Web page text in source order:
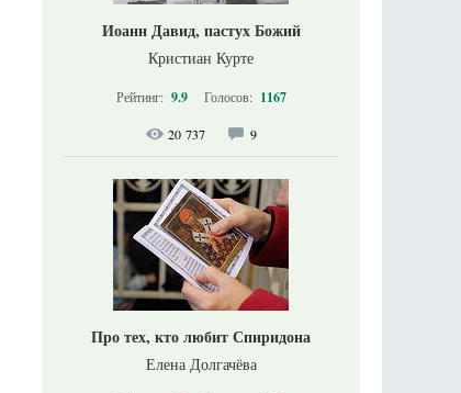
Иоанн Давид, пастух Божий
Кристиан Курте
Рейтинг: 9.9 Голосов: 1167
20 737 9
Про тех, кто любит Спиридона
Елена Долгачёва